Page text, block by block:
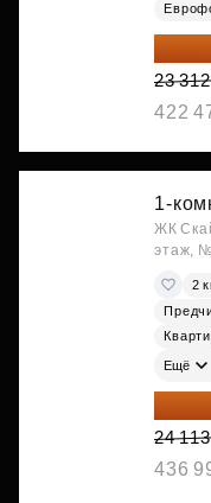
19
23
422
1-
ЖК
этаж,
2
Ещё
20
24
436